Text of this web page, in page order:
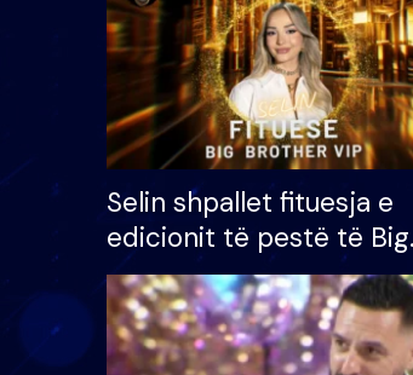
Selin shpallet fituesja e
edicionit të pestë të Big
Brother VIP, rrëmben
çmimin e madh prej 100
mijë eurosh